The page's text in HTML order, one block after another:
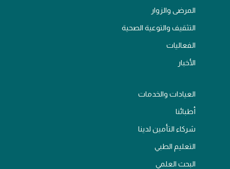
المرضى والزوار
التثقيف والتوعية الصحية
الفعاليات
الأخبار
العيادات والخدمات
أطبائنا
شركاء التأمين لدينا
التعليم الطبي
البحث العلمي